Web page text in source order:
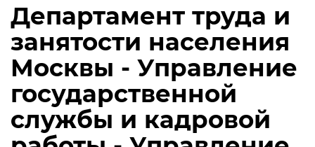
Департамент труда и
занятости населения
Москвы - Управление
государственной
службы и кадровой